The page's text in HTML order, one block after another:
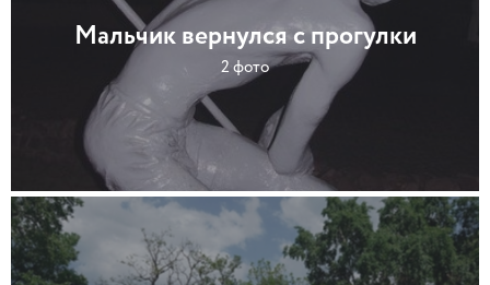
Мальчик вернулся с прогулки
2 фото